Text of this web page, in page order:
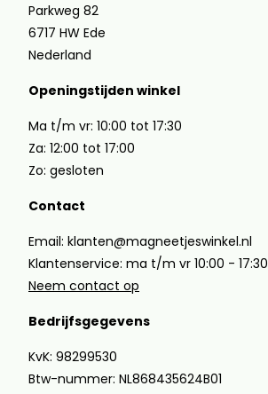
Parkweg 82
6717 HW Ede
Nederland
Openingstijden winkel
Ma t/m vr: 10:00 tot 17:30
Za: 12:00 tot 17:00
Zo: gesloten
Contact
Email: klanten@magneetjeswinkel.nl
Klantenservice: ma t/m vr 10:00 - 17:30
Neem contact op
Bedrijfsgegevens
KvK: 98299530
Btw-nummer: NL868435624B01